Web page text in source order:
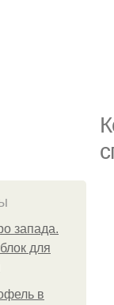
запада.
для
в